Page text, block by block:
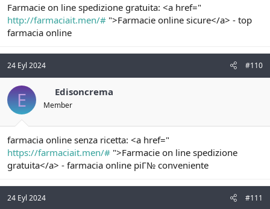
Farmacie on line spedizione gratuita: <a href="
http://farmaciait.men/# ">Farmacie online sicure</a> - top
farmacia online
24 Eyl 2024 #110
E Edisoncrema
Member
farmacia online senza ricetta: <a href="
https://farmaciait.men/# ">Farmacie on line spedizione
gratuita</a> - farmacia online piГ№ conveniente
24 Eyl 2024 #111